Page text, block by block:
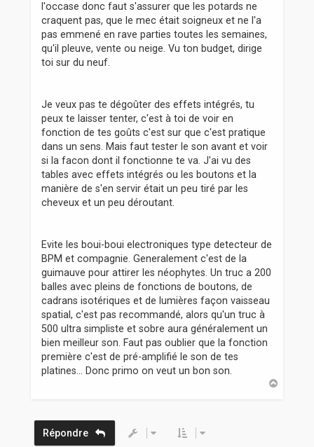
l'occase donc faut s'assurer que les potards ne
craquent pas, que le mec était soigneux et ne l'a
pas emmené en rave parties toutes les semaines,
qu'il pleuve, vente ou neige. Vu ton budget, dirige
toi sur du neuf.
Je veux pas te dégoûter des effets intégrés, tu
peux te laisser tenter, c'est à toi de voir en
fonction de tes goûts c'est sur que c'est pratique
dans un sens. Mais faut tester le son avant et voir
si la facon dont il fonctionne te va. J'ai vu des
tables avec effets intégrés ou les boutons et la
manière de s'en servir était un peu tiré par les
cheveux et un peu déroutant.
Evite les boui-boui electroniques type detecteur de
BPM et compagnie. Generalement c'est de la
guimauve pour attirer les néophytes. Un truc a 200
balles avec pleins de fonctions de boutons, de
cadrans isotériques et de lumières façon vaisseau
spatial, c'est pas recommandé, alors qu'un truc à
500 ultra simpliste et sobre aura généralement un
bien meilleur son. Faut pas oublier que la fonction
première c'est de pré-amplifié le son de tes
platines... Donc primo on veut un bon son.
Répondre